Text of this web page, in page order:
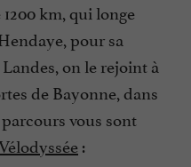
km, qui longe
pour sa
on le rejoint à
de Bayonne, dans
vous sont
: